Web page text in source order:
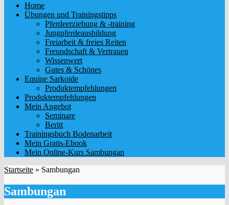
Home
Übungen und Trainingstipps
Pferdeerziehung & -training
Jungpferdeausbildung
Freiarbeit & freies Reiten
Freundschaft & Vertrauen
Wissenwert
Gutes & Schönes
Equine Sarkoide
Produktempfehlungen
Produktempfehlungen
Mein Angebot
Seminare
Beritt
Trainingsbuch Bodenarbeit
Mein Gratis-Ebook
Mein Online-Kurs Sambungan
Startseite » Sambungan
Sambungan